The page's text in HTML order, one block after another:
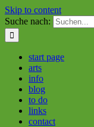
Skip to content
Suche nach:
start page
arts
info
blog
to do
links
contact